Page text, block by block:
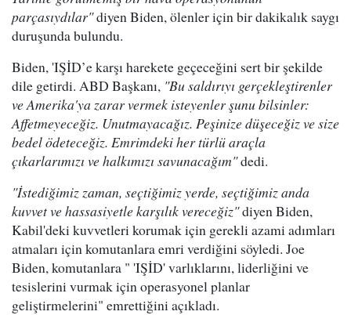
parçasıydılar"diyen Biden, ölenler için bir dakikalık saygı
duruşunda bulundu.
Biden, 'IŞİD’e karşı harekete geçeceğini sert bir şekilde
dile getirdi. ABD Başkanı, "Bu saldırıyı gerçekleştirenler
ve Amerika'ya zarar vermek isteyenler şunu bilsinler:
Affetmeyeceğiz. Unutmayacağız. Peşinize düşeceğiz ve size
bedel ödeteceğiz. Emrimdeki her türlü araçla
çıkarlarımızı ve halkımızı savunacağım"dedi.
"İstediğimiz zaman, seçtiğimiz yerde, seçtiğimiz anda
kuvvet ve hassasiyetle karşılık vereceğiz"diyen Biden,
Kabil'deki kuvvetleri korumak için gerekli azami adımları
atmaları için komutanlara emri verdiğini söyledi. Joe
Biden, komutanlara " 'IŞİD' varlıklarını, liderliğini ve
tesislerini vurmak için operasyonel planlar
geliştirmelerini" emrettiğini açıkladı.